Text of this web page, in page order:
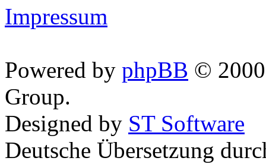
Impressum
Powered by phpBB ©
Group.
Designed by ST Software
Deutsche Übersetzung